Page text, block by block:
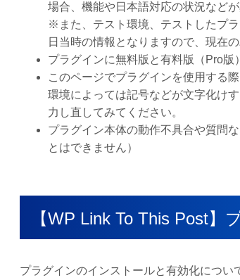
場合、機能や日本語対応の状況など
※また、テスト環境、テストしたプ
日当時の情報となりますので、現在
プラグインに無料版と有料版（Pro
このページでプラグインを使用する
環境によっては記号などが文字化け
力し直してみてください。
プラグイン本体の動作不具合や質問
とはできません）
【WP Link To This Post】
プラグインのインストールと有効化につい